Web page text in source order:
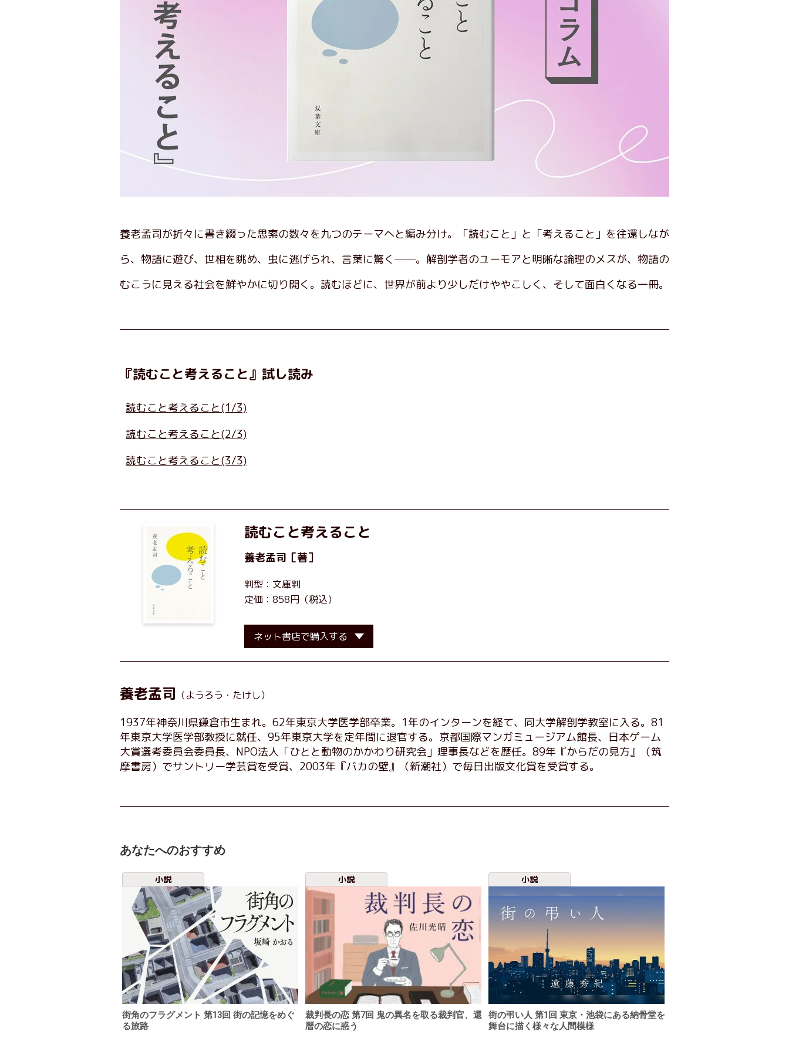
養老孟司が折々に書き綴った思索の数々を九つのテーマへと編み分け。「読むこと」と「考えること」を往還しなが
ら、物語に遊び、世相を眺め、虫に逃げられ、言葉に驚く──。解剖学者のユーモアと明晰な論理のメスが、物語の
むこうに見える社会を鮮やかに切り開く。読むほどに、世界が前より少しだけややこしく、そして面白くなる一冊。
『読むこと考えること』試し読み
読むこと考えること(1/3)
読むこと考えること(2/3)
読むこと考えること(3/3)
読むこと考えること
養老孟司 ［著］
判型：文庫判
定価：858円（税込）
ネット書店で購入する
養老孟司 （ようろう・たけし）
1937年神奈川県鎌倉市生まれ。62年東京大学医学部卒業。1年のインターンを経て、同大学解剖学教室に入る。81
年東京大学医学部教授に就任、95年東京大学を定年間に退官する。京都国際マンガミュージアム館長、日本ゲーム
大賞選考委員会委員長、NPO法人「ひとと動物のかかわり研究会」理事長などを歴任。89年『からだの見方』（筑
摩書房）でサントリー学芸賞を受賞、2003年『バカの壁』（新潮社）で毎日出版文化賞を受賞する。
あなたへのおすすめ
小説
街角のフラグメント 第13回 街の記憶をめぐ
る旅路
小説
裁判長の恋 第7回 鬼の異名を取る裁判官、還
暦の恋に惑う
小説
街の弔い人 第1回 東京・池袋にある納骨堂を
舞台に描く様々な人間模様